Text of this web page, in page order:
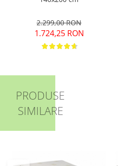
2.299,00 RON
1.724,25 RON
PRODUSE
SIMILARE